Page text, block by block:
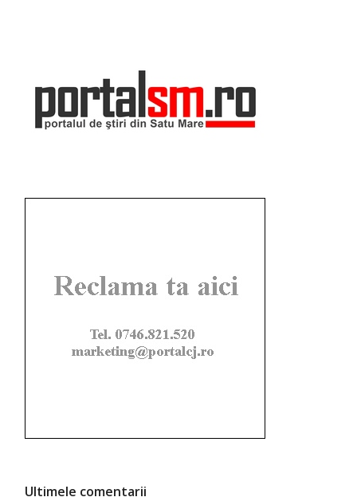
Ultimele comentarii